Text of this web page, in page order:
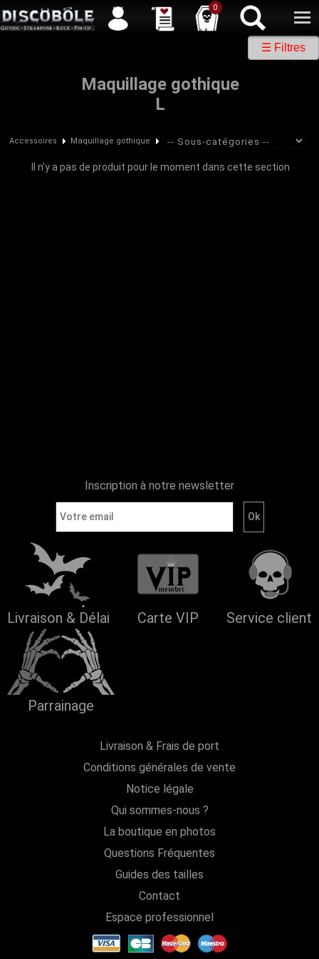
0
Service client 04 50 26 57 88 Newsletter | | Facebook
☰ Filtres
Maquillage gothique
L
Accessoires Maquillage gothique
Il n'y a pas de produit pour le moment dans cette section
Inscription à notre newsletter
Livraison & Délai Carte VIP Service client
Parrainage
Livraison & Frais de port
Conditions générales de vente
Notice légale
Qui sommes-nous ?
La boutique en photos
Questions Fréquentes
Guides des tailles
Contact
Espace professionnel